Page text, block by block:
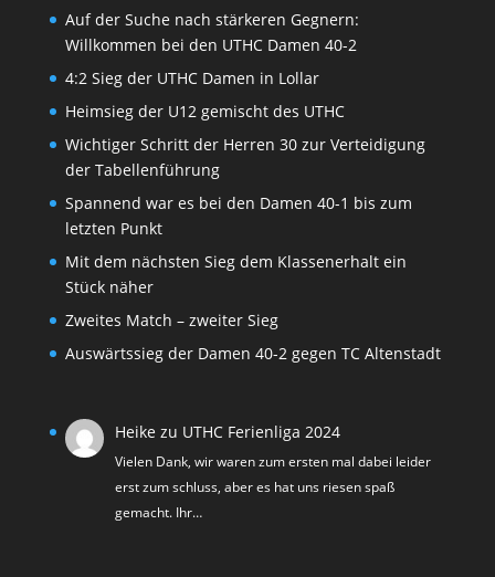
Auf der Suche nach stärkeren Gegnern:
Willkommen bei den UTHC Damen 40-2
4:2 Sieg der UTHC Damen in Lollar
Heimsieg der U12 gemischt des UTHC
Wichtiger Schritt der Herren 30 zur Verteidigung
der Tabellenführung
Spannend war es bei den Damen 40-1 bis zum
letzten Punkt
Mit dem nächsten Sieg dem Klassenerhalt ein
Stück näher
Zweites Match – zweiter Sieg
Auswärtssieg der Damen 40-2 gegen TC Altenstadt
Heike zu UTHC Ferienliga 2024
Vielen Dank, wir waren zum ersten mal dabei leider
erst zum schluss, aber es hat uns riesen spaß
gemacht. Ihr…